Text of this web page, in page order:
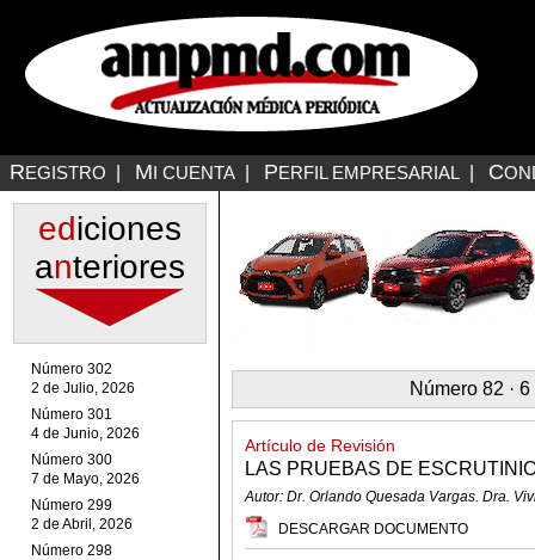
REGISTRO MI CUENTA PERFIL EMPRESARIAL C
ediciones
anteriores
Número 302
2 de Julio, 2026
Número 301
4 de Junio, 2026
Número 300
7 de Mayo, 2026
Número 299
2 de Abril, 2026
Número 298
Número 82 ·
Artículo de Revisión
LAS PRUEBAS DE
Autor: Dr. Orlando Quesada Vargas. Dra.
DESCARGAR DOCUMENTO